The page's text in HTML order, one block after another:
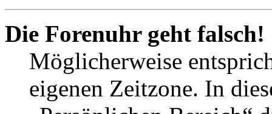
Die Forenuhr geht falsch!
Möglicherweise
eigenen Zeitzone. In